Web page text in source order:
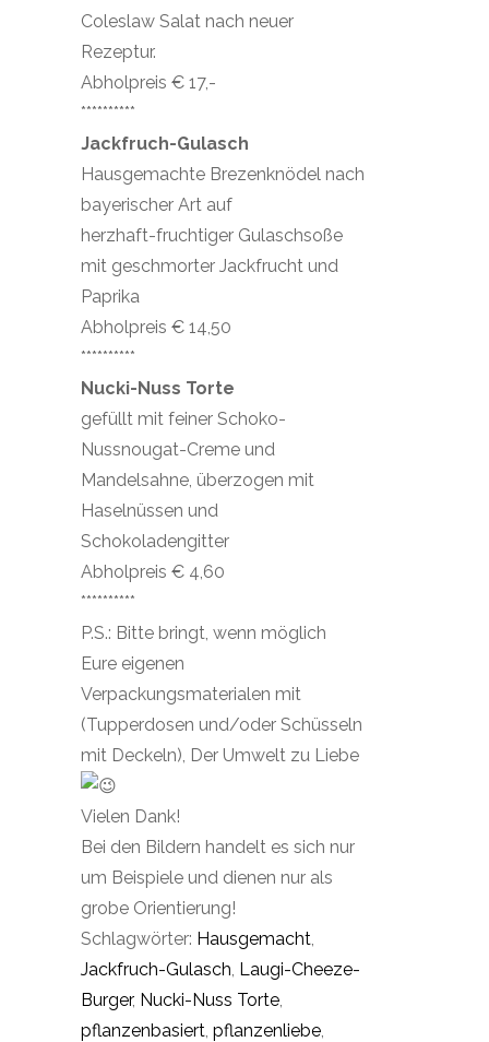
Coleslaw Salat nach neuer
Rezeptur.
Abholpreis € 17,-
**********
Jackfruch-Gulasch
Hausgemachte Brezenknödel nach
bayerischer Art auf
herzhaft-fruchtiger Gulaschsoße
mit geschmorter Jackfrucht und
Paprika
Abholpreis € 14,50
**********
Nucki-Nuss Torte
gefüllt mit feiner Schoko-
Nussnougat-Creme und
Mandelsahne, überzogen mit
Haselnüssen und
Schokoladengitter
Abholpreis € 4,60
**********
P.S.: Bitte bringt, wenn möglich
Eure eigenen
Verpackungsmaterialen mit
(Tupperdosen und/oder Schüsseln
mit Deckeln), Der Umwelt zu Liebe
Vielen Dank!
Bei den Bildern handelt es sich nur
um Beispiele und dienen nur als
grobe Orientierung!
Schlagwörter: Hausgemacht,
Jackfruch-Gulasch, Laugi-Cheeze-
Burger, Nucki-Nuss Torte,
pflanzenbasiert, pflanzenliebe,